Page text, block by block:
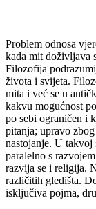
Problem odnosa
kada mit doživljava
Filozofija
života i svijeta.
mita i već se u
kakvu mogućnost
po sebi ograničen i
pitanja; upravo
nastojanje. U
paralelno s
razvija se i religija.
različitih gledišta.
isključiva pojma,